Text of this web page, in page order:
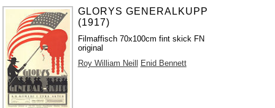
GLORYS GENERALKUPP
(1917)
Filmaffisch 70x100cm fint skick FN
original
Roy William Neill
Enid Bennett